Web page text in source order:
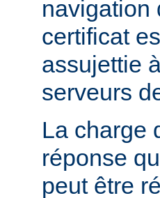
navigation
certificat
assujettie
serveurs
La charge
réponse
peut être